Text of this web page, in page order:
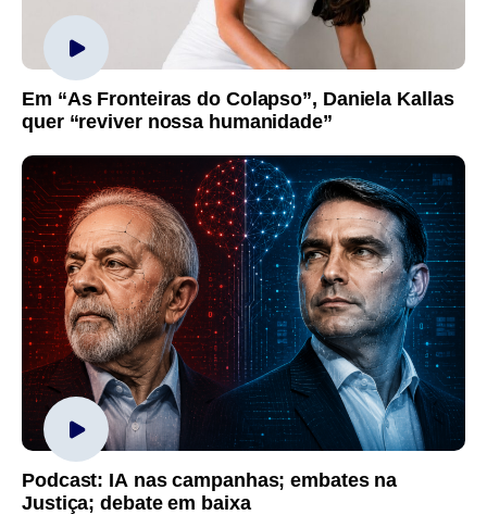
Em “As Fronteiras do Colapso”, Daniela Kallas
quer “reviver nossa humanidade”
Podcast: IA nas campanhas; embates na
Justiça; debate em baixa